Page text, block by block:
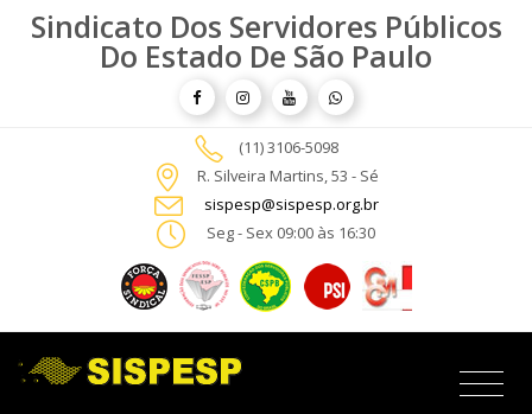
Sindicato Dos Servidores Públicos
Do Estado De São Paulo
(11) 3106-5098
R. Silveira Martins, 53 - Sé
sispesp@sispesp.org.br
Seg - Sex 09:00 às 16:30